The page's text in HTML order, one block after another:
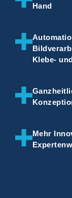
Hand
Klebe-
Mehr